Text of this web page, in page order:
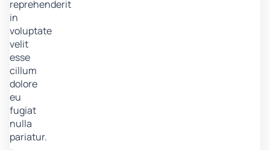
reprehenderit
in
voluptate
velit
esse
cillum
dolore
eu
fugiat
nulla
pariatur.